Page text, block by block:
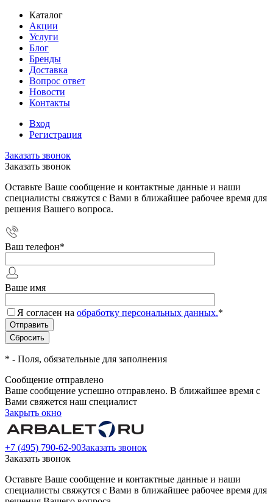
Каталог
Акции
Услуги
Блог
Бренды
Доставка
Вопрос ответ
Новости
Контакты
Вход
Регистрация
Заказать звонок
Заказать звонок
Оставьте Ваше сообщение и контактные данные и наши
специалисты свяжутся с Вами в ближайшее рабочее время для
решения Вашего вопроса.
Ваш телефон*
Ваше имя
Я согласен на обработку персональных данных.*
* - Поля, обязательные для заполнения
Сообщение отправлено
Ваше сообщение успешно отправлено. В ближайшее время с
Вами свяжется наш специалист
Закрыть окно
+7 (495) 790-62-90Заказать звонок
Заказать звонок
Оставьте Ваше сообщение и контактные данные и наши
специалисты свяжутся с Вами в ближайшее рабочее время для